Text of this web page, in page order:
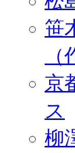
笹
京
ス
柳